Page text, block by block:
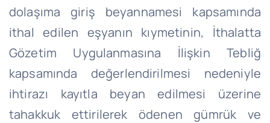
dolaşıma giriş beyannamesi kapsamında
ithal edilen eşyanın kıymetinin, İthalatta
Gözetim Uygulanmasına İlişkin Tebliğ
kapsamında değerlendirilmesi nedeniyle
ihtirazı kayıtla beyan edilmesi üzerine
tahakkuk ettirilerek ödenen gümrük ve